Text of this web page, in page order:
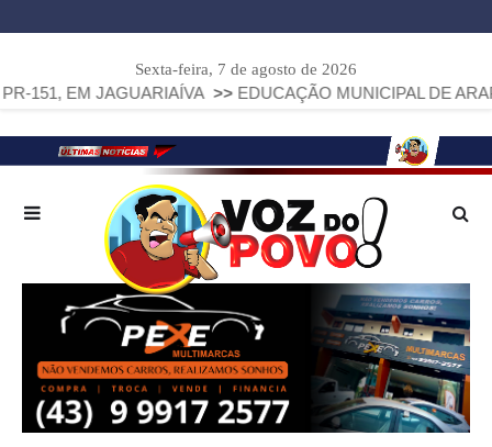
Sexta-feira, 7 de agosto de 2026
JAGUARIAÍVA >> EDUCAÇÃO MUNICIPAL DE ARAPOTI